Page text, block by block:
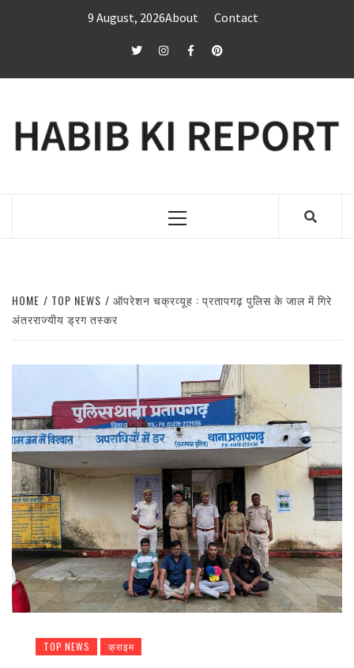
9 August, 2026About Contact
twitterInstagramFacebookPinterest
Primary
HOME TOP NEWS
ऑपरेशन चक्रव्यूह : प्रतापगढ़ पुलिस के जाल में गिरे
अंतरराज्यीय ड्रग तस्कर
TOP NEWS क्राइम